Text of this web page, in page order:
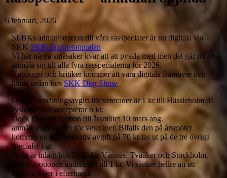
6 februari, 2026
SLBKs administration till våra rasspecialer är nu digitala via
SKK SKK-Internetanmalan
Vi har några småsaker kvar att att pyssla med men det går nu att
anmäla sig till alla fyra rasspecialerna för 2026.
Kataloger och kritiker kommer att vara digitala framöver och
hittas sedan hos SKK Dog Show
OBS! Anmälningsavgift för veteraner är 1 kr till Hässleholm då
systemet inte accepterar o kr.
Dock finns en motion till årsmötet 10 mars ang.
anmälningsavgifter för veteraner. Bifalls den på årsmötet
kommer en administrativ avgift på 70 kr tas ut på de tre övriga
specialer i år.
70 kr är inlagt hos SKK för Vännäs, Tvååker och Stockholm,
avslås motionen ändras det till 1 kr. Vi sänker hellre än att
behöva höjer i efterhand.